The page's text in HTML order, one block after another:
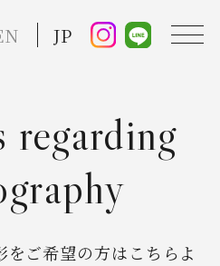
JP
regarding
ご希望の方はこちらよ